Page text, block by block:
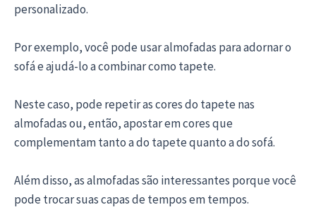
personalizado.
Por exemplo, você pode usar almofadas para adornar o
sofá e ajudá-lo a combinar como tapete.
Neste caso, pode repetir as cores do tapete nas
almofadas ou, então, apostar em cores que
complementam tanto a do tapete quanto a do sofá.
Além disso, as almofadas são interessantes porque você
pode trocar suas capas de tempos em tempos.